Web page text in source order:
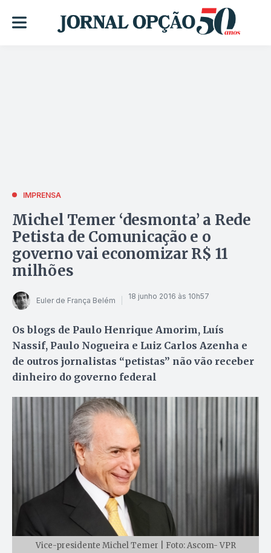
IMPRENSA
Michel Temer ‘desmonta’ a Rede
Petista de Comunicação e o
governo vai economizar R$ 11
milhões
Euler de França Belém 18 junho 2016 às 10h57
Os blogs de Paulo Henrique Amorim, Luís
Nassif, Paulo Nogueira e Luiz Carlos Azenha e
de outros jornalistas “petistas” não vão receber
dinheiro do governo federal
Vice-presidente Michel Temer | Foto: Ascom- VPR